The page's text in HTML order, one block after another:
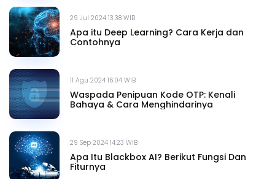
29 Jul 2024 13.38 WIB
Apa itu Deep Learning? Cara Kerja dan
Contohnya
11 Agu 2024 16.04 WIB
Waspada Penipuan Kode OTP: Kenali
Bahaya & Cara Menghindarinya
29 Sep 2024 14.23 WIB
Apa Itu Blackbox AI? Berikut Fungsi Dan
Fiturnya